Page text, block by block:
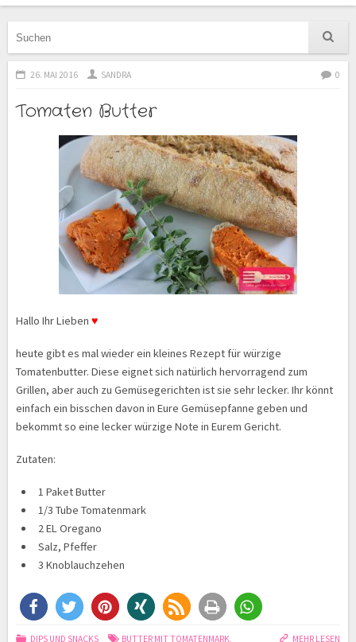
26. MAI 2016 SANDRA 0
Tomaten Butter
Hallo Ihr Lieben ♥
heute gibt es mal wieder ein kleines Rezept für würzige
Tomatenbutter. Diese eignet sich natürlich hervorragend zum
Grillen, aber auch zu Gemüsegerichten ist sie sehr lecker. Ihr könnt
einfach ein bisschen davon in Eure Gemüsepfanne geben und
bekommt so eine lecker würzige Note in Eurem Gericht.
Zutaten:
1 Paket Butter
1/3 Tube Tomatenmark
2 EL Oregano
Salz, Pfeffer
3 Knoblauchzehen
MEHR LESEN
DIPS UND SNACKS BUTTER MIT TOMATENMARK,